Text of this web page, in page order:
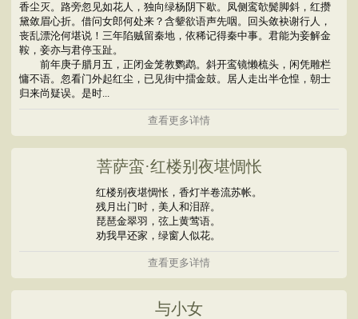
香尘灭。路旁忽见如花人，独向绿杨阴下歇。凤侧鸾欹鬓脚斜，红攒
黛敛眉心折。借问女郎何处来？含颦欲语声先咽。回头敛袂谢行人，
丧乱漂沦何堪说！三年陷贼留秦地，依稀记得秦中事。君能为妾解金
鞍，妾亦与君停玉趾。
前年庚子腊月五，正闭金笼教鹦鹉。斜开鸾镜懒梳头，闲凭雕栏
慵不语。忽看门外起红尘，已见街中擂金鼓。居人走出半仓惶，朝士
归来尚疑误。是时...
查看更多详情
菩萨蛮·红楼别夜堪惆怅
红楼别夜堪惆怅，香灯半卷流苏帐。
残月出门时，美人和泪辞。
琵琶金翠羽，弦上黄莺语。
劝我早还家，绿窗人似花。
查看更多详情
与小女